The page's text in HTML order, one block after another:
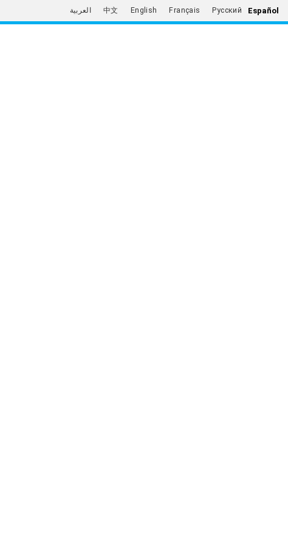
العربية 中文 English Français Русский Español